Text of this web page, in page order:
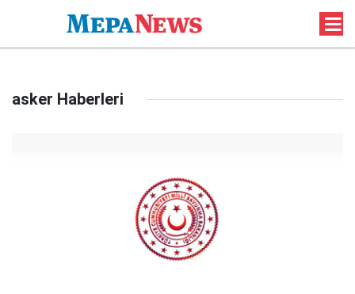
asker Haberleri